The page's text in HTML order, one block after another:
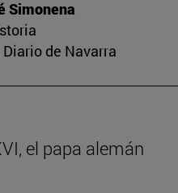
Simonena
Diario de Navarra
el papa alemán